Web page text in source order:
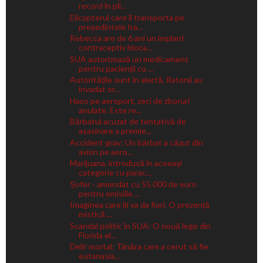
record în pli...
Elicopterul care îl transporta pe
președintele Ira...
Rebecca are de 6 ani un implant
contraceptiv bloca...
SUA autorizează un medicament
pentru pacienții cu ...
Autoritățile sunt în alertă. Ratonii au
invadat or...
Haos pe aeroport, zeci de zboruri
anulate. Este re...
Bărbatul acuzat de tentativă de
asasinare a premie...
Accident grav: Un bărbat a căzut din
avion pe aero...
Marijuana, introdusă în aceeași
categorie cu parac...
Șofer - amendat cu 55.000 de euro
pentru emisiile ...
Imaginea care îți va da fiori. O prezență
mistică ...
Scandal politic în SUA: O nouă lege din
Florida el...
Delir mortal: Tânăra care a cerut să fie
eutanasia...